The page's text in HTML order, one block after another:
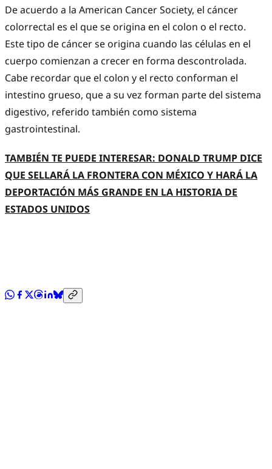
De acuerdo a la American Cancer Society, el cáncer
colorrectal es el que se origina en el colon o el recto.
Este tipo de cáncer se origina cuando las células en el
cuerpo comienzan a crecer en forma descontrolada.
Cabe recordar que el colon y el recto conforman el
intestino grueso, que a su vez forman parte del sistema
digestivo, referido también como sistema
gastrointestinal.
TAMBIÉN TE PUEDE INTERESAR: DONALD TRUMP DICE
QUE SELLARÁ LA FRONTERA CON MÉXICO Y HARÁ LA
DEPORTACIÓN MÁS GRANDE EN LA HISTORIA DE
ESTADOS UNIDOS